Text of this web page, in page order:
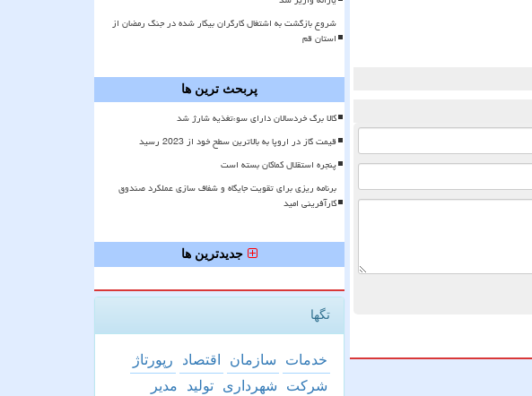
شروع بازگشت به اشتغال کارگران بیکار شده در جنگ رمضان از
استان قم
پربحث ترین ها
کالا برگ خردسالان دارای سوءتغذیه شارژ شد
قیمت گاز در اروپا به بالاترین سطح خود از 2023 رسید
پنجره استقلال کماکان بسته است
برنامه ریزی برای تقویت جایگاه و شفاف سازی عملکرد صندوق
کارآفرینی امید
جدیدترین ها
تگها
خدمات سازمان اقتصاد
رپورتاژ
شركت
شهرداری تولید مدیر